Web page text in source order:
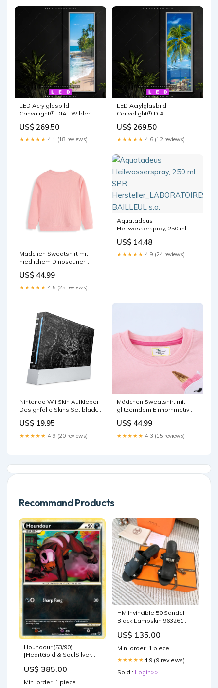
LED Acrylglasbild
Canvalight® DIA | Wilder
Größe in cm:80 x 240
US$ 269.50
★★★★★ 4.1 (18 reviews)
LED Acrylglasbild
Canvalight® DIA |
Schmal Größe in cm:90 x 160
US$ 269.50
★★★★★ 4.6 (12 reviews)
Mädchen Sweatshirt mit
niedlichem Dinosaurier-
men polo shirt
US$ 44.99
★★★★★ 4.5 (25 reviews)
Aquatadeus
Heilwasserspray, 250 ml
Hersteller_LABORATOIRES
BAILLEUL s.a.
US$ 14.48
★★★★★ 4.9 (24 reviews)
Nintendo Wii Skin Aufkleber
Designfolie Skins Set black
US$ 19.95
★★★★★ 4.9 (20 reviews)
Mädchen Sweatshirt mit
glitzerndem Einhornmotiv
US$ 44.99
★★★★★ 4.3 (15 reviews)
Recommand Products
Houndour (53/90)
[HeartGold & SoulSilver:
escabrosa
US$ 385.00
Min. order: 1 piece
HM Invincible 50 Sandal
Black Lambskin 963261
US$ 135.00
Min. order: 1 piece
★★★★★ 4.9 (9 reviews)
Sold : Login>>